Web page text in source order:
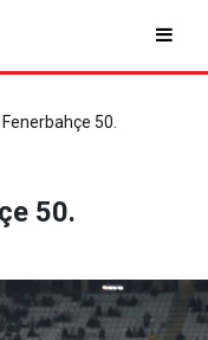
50.
50.